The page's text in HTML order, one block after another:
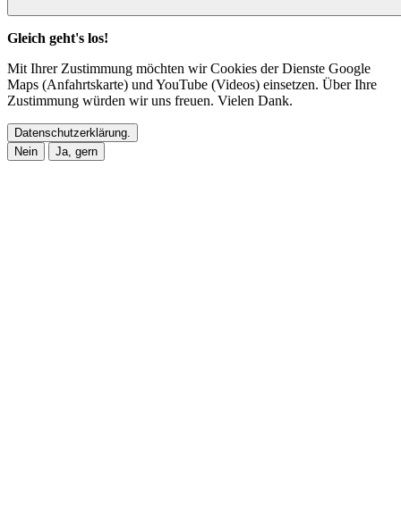
Gleich geht's los!
Mit Ihrer Zustimmung möchten wir Cookies der Dienste Google
Maps (Anfahrtskarte) und YouTube (Videos) einsetzen. Über Ihre
Zustimmung würden wir uns freuen. Vielen Dank.
Datenschutzerklärung.
Nein
Ja, gern